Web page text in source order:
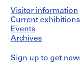
1
9
5
1
1
Extent
and
Medium:
35
Dimensions:
Visitor information
Current exhibitions
Events
Archives
Sign up to get